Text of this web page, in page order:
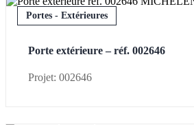
Portes - Extérieures
Porte extérieure – réf. 002646
Projet: 002646